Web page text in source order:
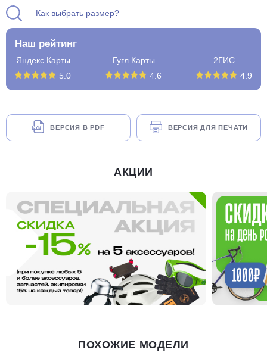
Как выбрать размер?
Наш рейтинг
Яндекс.Карты
5.0
Гугл.Карты
4.6
2ГИС
4.9
ВЕРСИЯ В PDF ВЕРСИЯ ДЛЯ ПЕЧАТИ
АКЦИИ
ПОХОЖИЕ МОДЕЛИ